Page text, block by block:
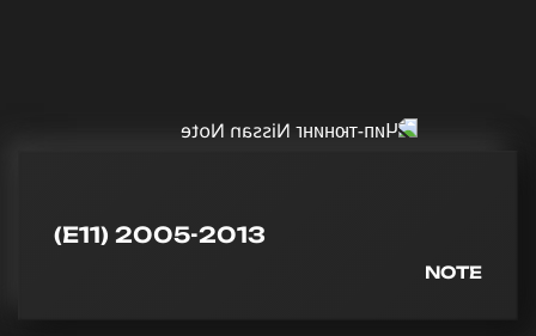
(E11) 2005-2013
NOTE